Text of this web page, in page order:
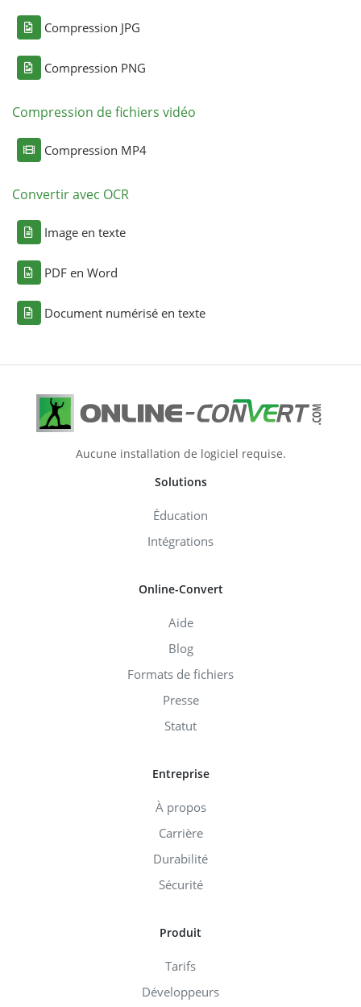
Compression JPG
Compression PNG
Compression de fichiers vidéo
Compression MP4
Convertir avec OCR
Image en texte
PDF en Word
Document numérisé en texte
Aucune installation de logiciel requise.
Solutions
Éducation
Intégrations
Online-Convert
Aide
Blog
Formats de fichiers
Presse
Statut
Entreprise
À propos
Carrière
Durabilité
Sécurité
Produit
Tarifs
Développeurs